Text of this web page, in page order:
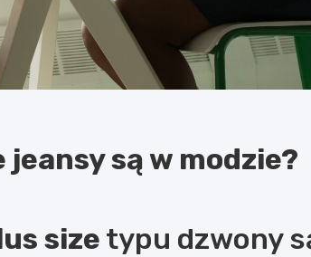
są w modzie?
size typu dzwony